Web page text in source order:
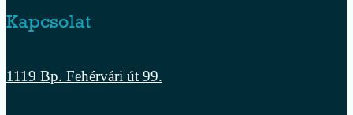
Kapcsolat
1119 Bp. Fehérvári út 99.